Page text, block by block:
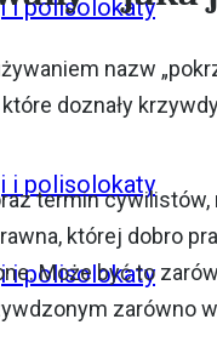
i polisolokaty
i polisolokaty
i polisolokaty
nazw
doznały
termin
której dobro
Może być to
zarówno